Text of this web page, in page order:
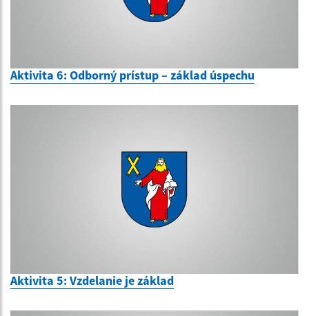
Aktivita 6: Odborný prístup – základ úspechu
Aktivita 5: Vzdelanie je základ